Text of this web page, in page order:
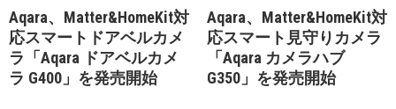
Aqara、Matter&HomeKit対
応スマートドアベルカメ
ラ「Aqara ドアベルカメ
ラ G400」を発売開始
Aqara、Matter&HomeKit対
応スマート見守りカメラ
「Aqara カメラハブ
G350」を発売開始